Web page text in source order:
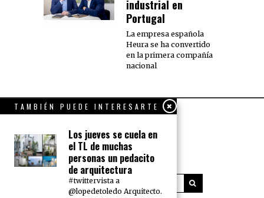
industrial en
Portugal
La empresa española
Heura se ha convertido
en la primera compañía
nacional
TAMBIÉN PUEDE INTERESARTE
Los jueves se cuela en
el TL de muchas
personas un pedacito
de arquitectura
#twittervista a
@lopedetoledo Arquitecto.